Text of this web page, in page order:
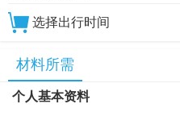
选择出行时间
材料所需
个人基本资料